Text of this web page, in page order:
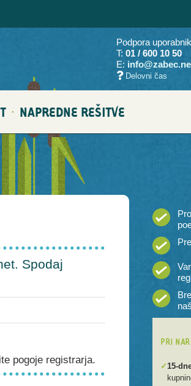
Podpora
T: 01 / 600 10 50
E:
Delovni čas
· NAPREDNE REŠITVE
Spodaj
pogoje registrarja.
PRI
✓15-